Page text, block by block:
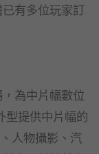
有多位玩家訂
為中片幅數位
型提供中片幅的
人物攝影、汽